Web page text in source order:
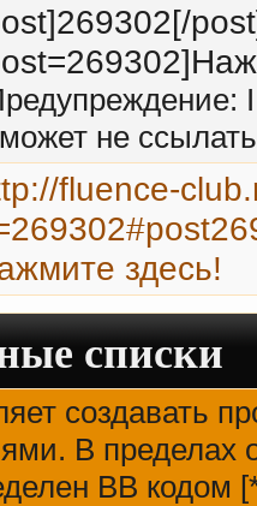
не
fluence-
здесь!
списки
создавать
В пределах
BB кодом